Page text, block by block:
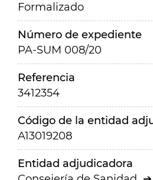
Formalizado
Número de expediente
PA-SUM 008/20
Referencia
3412354
Código de la entidad
A13019208
Entidad adjudicadora